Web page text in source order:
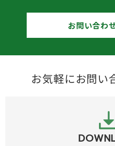
お問い合わ
お気軽にお問い